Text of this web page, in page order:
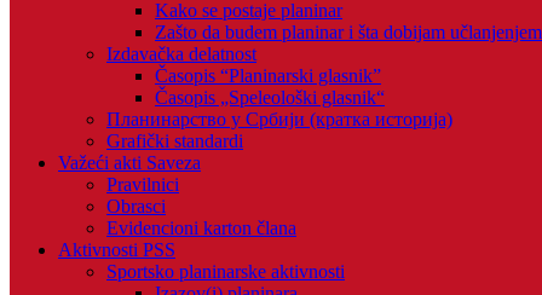
Kako se postaje planinar
Zašto da budem planinar i šta dobijam
Izdavačka delatnost
Časopis “Planinarski glasnik”
Časopis „Speleološki glasnik“
Планинарство у Србији (кратка историја)
Grafički standardi
Važeći akti Saveza
Pravilnici
Obrasci
Evidencioni karton člana
Aktivnosti PSS
Sportsko planinarske aktivnosti